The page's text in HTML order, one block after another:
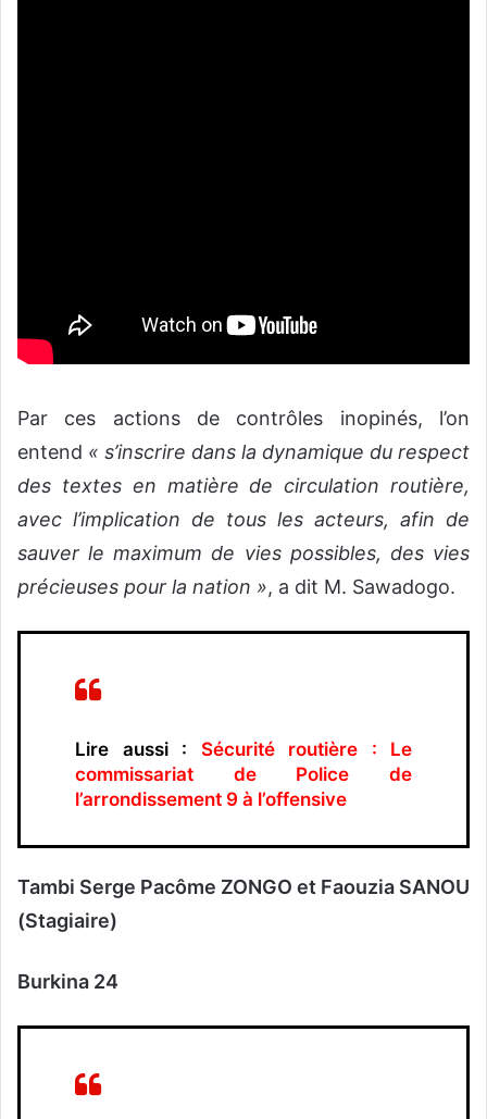
Par ces actions de contrôles inopinés, l’on
entend « s’inscrire dans la dynamique du respect
des textes en matière de circulation routière,
avec l’implication de tous les acteurs, afin de
sauver le maximum de vies possibles, des vies
précieuses pour la nation », a dit M. Sawadogo.
Lire aussi :
Sécurité routière : Le
commissariat de Police de
l’arrondissement 9 à l’offensive
Tambi Serge Pacôme ZONGO et Faouzia SANOU
(Stagiaire)
Burkina 24